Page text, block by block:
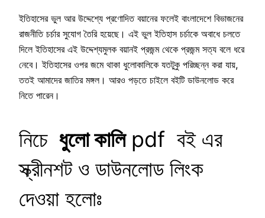
ইতিহাসের ভুল আর উদ্দেশ্যে প্রণোদিত বয়ানের ফলেই বাংলাদেশে বিভাজনের
রাজনীতি চর্চার সুযোগ তৈরি হয়েছে। এই ভুল ইতিহাস চর্চাকে অবাধে চলতে
দিলে ইতিহাসের এই উদ্দেশ্যমুলক বয়ানই প্রজন্ম থেকে প্রজন্ম সত্য বলে ধরে
নেবে। ইতিহাসের ওপর জমে থাকা ধুলোকালিকে যতটুকু পরিচ্ছন্ন করা যায়,
ততই আমাদের জাতির মঙ্গল। আরও পড়তে চাইলে বইটি ডাউনলোড করে
নিতে পারেন।
নিচে ধুলো কালিpdf বই এর
স্ক্রীনশট ও ডাউনলোড লিংক
দেওয়া হলোঃ